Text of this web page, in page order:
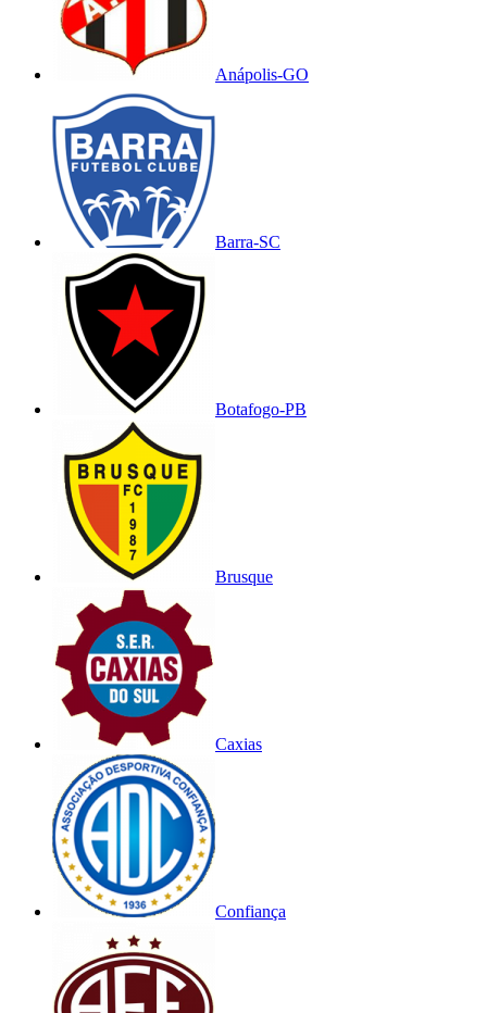
Anápolis-GO
Barra-SC
Botafogo-PB
Brusque
Caxias
Confiança